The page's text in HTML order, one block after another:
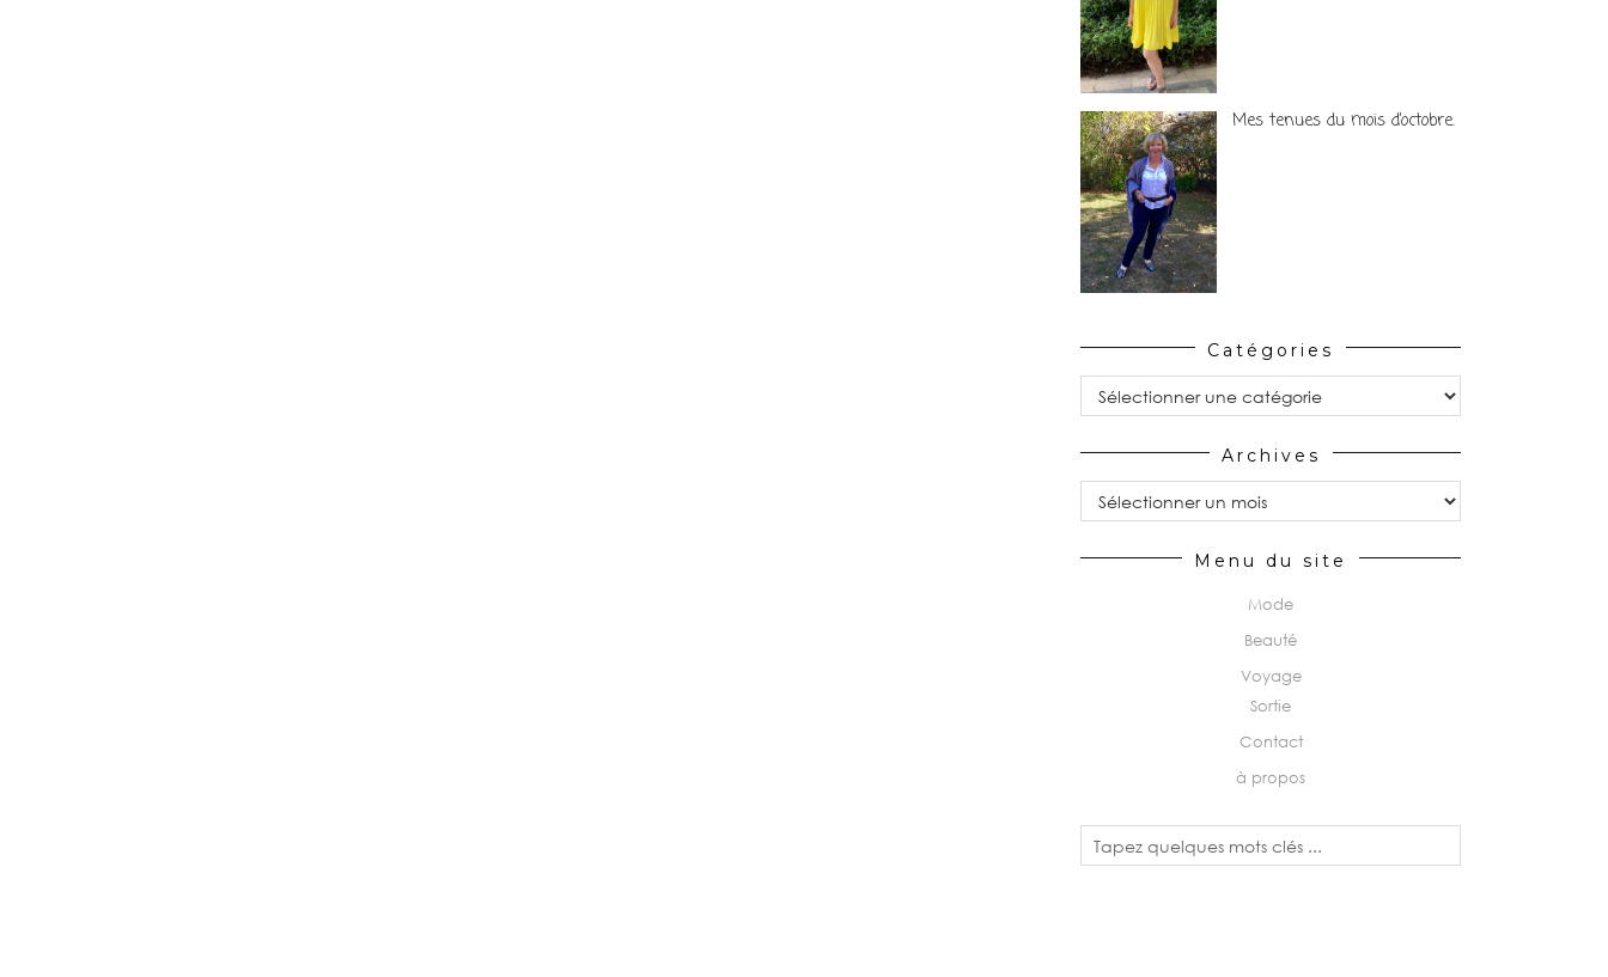
Mes tenues du mois d’octobre.
Catégories
Catégories
Archives
Archives
Menu du site
Mode
Beauté
Voyage
Sortie
Contact
à propos